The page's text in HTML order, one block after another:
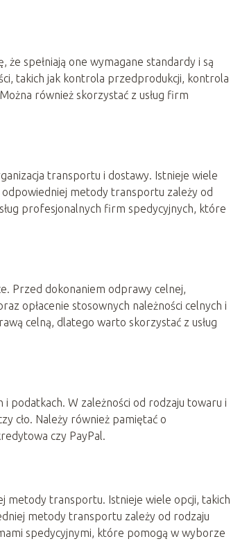
spełniają one wymagane standardy i są
takich jak kontrola przedprodukcji, kontrola
również skorzystać z usług firm
transportu i dostawy. Istnieje wiele
metody transportu zależy od
profesjonalnych firm spedycyjnych, które
Przed dokonaniem odprawy celnej,
opłacenie stosownych należności celnych i
celną, dlatego warto skorzystać z usług
i podatkach. W zależności od rodzaju towaru i
cło. Należy również pamiętać o
czy PayPal.
metody transportu. Istnieje wiele opcji, takich
metody transportu zależy od rodzaju
spedycyjnymi, które pomogą w wyborze